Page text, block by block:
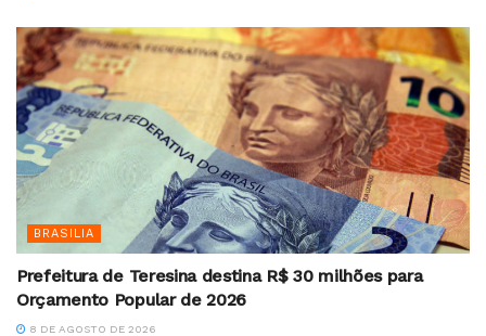
BRASILIA
Prefeitura de Teresina destina R$ 30 milhões para
Orçamento Popular de 2026
8 DE AGOSTO DE 2026